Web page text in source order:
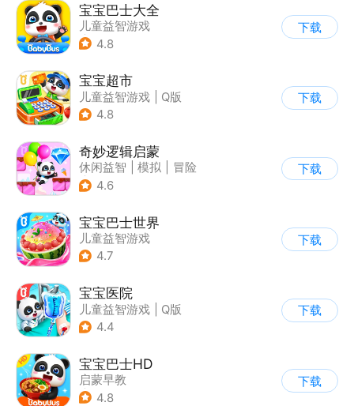
宝宝巴士大全
儿童益智游戏
| 启蒙早教
4.8
下载
宝宝超市
儿童益智游戏
Q版
4.8
下载
奇妙逻辑启蒙
休闲益智 模拟
冒险
| 宝宝巴士
4.6
下载
宝宝巴士世界
儿童益智游戏
4.7
下载
宝宝医院
儿童益智游戏
Q版
4.4
下载
宝宝巴士HD
启蒙早教
| 儿童益智游戏
4.8
下载